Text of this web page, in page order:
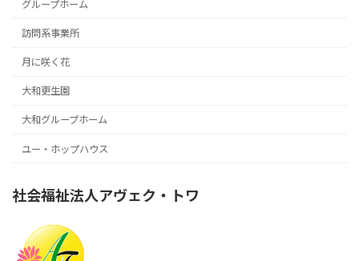
グループホーム
訪問系事業所
月に咲く花
大和更生園
大和グループホーム
ユー・ホップハウス
社会福祉法人アヴェク・トワ